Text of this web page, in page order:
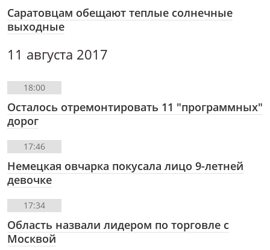
Саратовцам обещают теплые солнечные
выходные
11 августа 2017
18:00
Осталось отремонтировать 11 "программных"
дорог
17:46
Немецкая овчарка покусала лицо 9-летней
девочке
17:34
Область назвали лидером по торговле с
Москвой